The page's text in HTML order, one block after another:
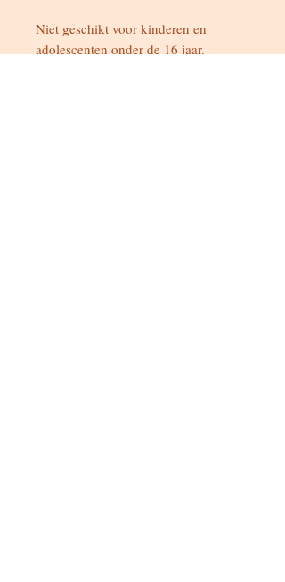
Niet geschikt voor kinderen en
adolescenten onder de 16 jaar.